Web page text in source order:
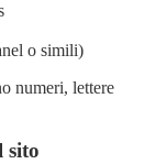
o simili)
numeri, lettere
sito